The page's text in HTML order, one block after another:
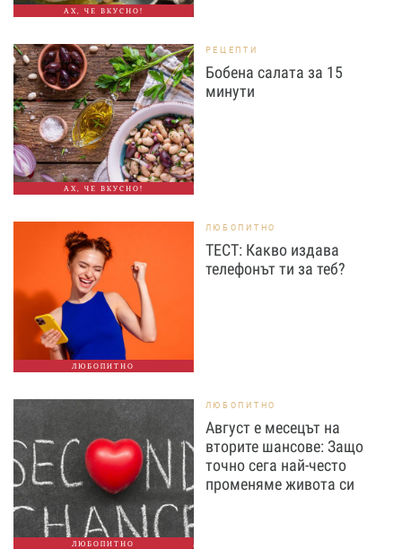
АХ, ЧЕ ВКУСНО!
АХ, ЧЕ ВКУСНО!
РЕЦЕПТИ
Бобена салата за 15
минути
ЛЮБОПИТНО
ЛЮБОПИТНО
ТЕСТ: Какво издава
телефонът ти за теб?
ЛЮБОПИТНО
ЛЮБОПИТНО
Август е месецът на
вторите шансове: Защо
точно сега най-често
променяме живота си